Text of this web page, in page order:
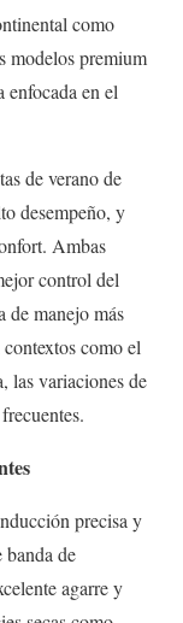
como
modelos premium
en el
de verano de
desempeño, y
Ambas
control del
de manejo más
como el
las variaciones de
precisa y
banda de
agarre y